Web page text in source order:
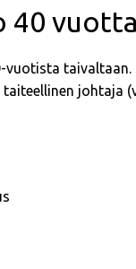
johtaja